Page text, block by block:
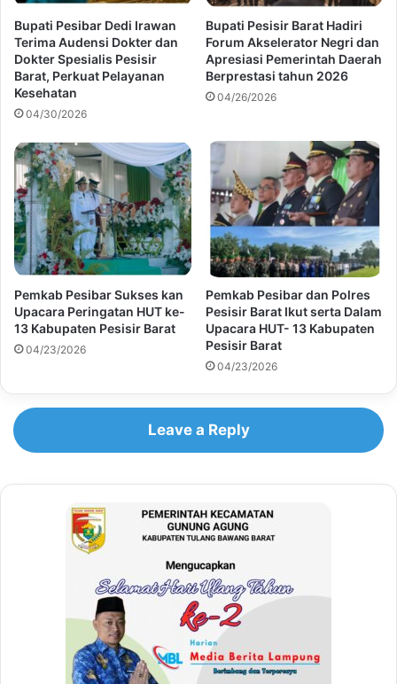
Bupati Pesibar Dedi Irawan
Terima Audensi Dokter dan
Dokter Spesialis Pesisir
Barat, Perkuat Pelayanan
Kesehatan
04/30/2026
Bupati Pesisir Barat Hadiri
Forum Akselerator Negri dan
Apresiasi Pemerintah Daerah
Berprestasi tahun 2026
04/26/2026
Pemkab Pesibar Sukses kan
Upacara Peringatan HUT ke-
13 Kabupaten Pesisir Barat
04/23/2026
Pemkab Pesibar dan Polres
Pesisir Barat Ikut serta Dalam
Upacara HUT- 13 Kabupaten
Pesisir Barat
04/23/2026
Leave a Reply